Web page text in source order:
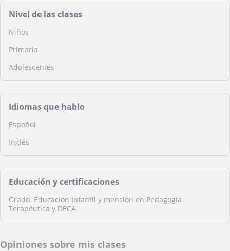
Nivel de las clases
Niños
Primaria
Adolescentes
Idiomas que hablo
Español
Inglés
Educación y certificaciones
Grado: Educación Infantil y mención en Pedagogía
Terapéutica y DECA
Opiniones sobre mis clases